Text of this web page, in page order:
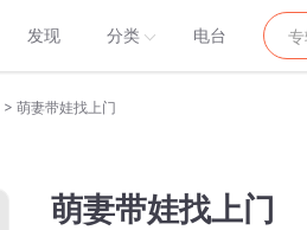
发现 分类 电台
> 萌妻带娃找上门
萌妻带娃找上门